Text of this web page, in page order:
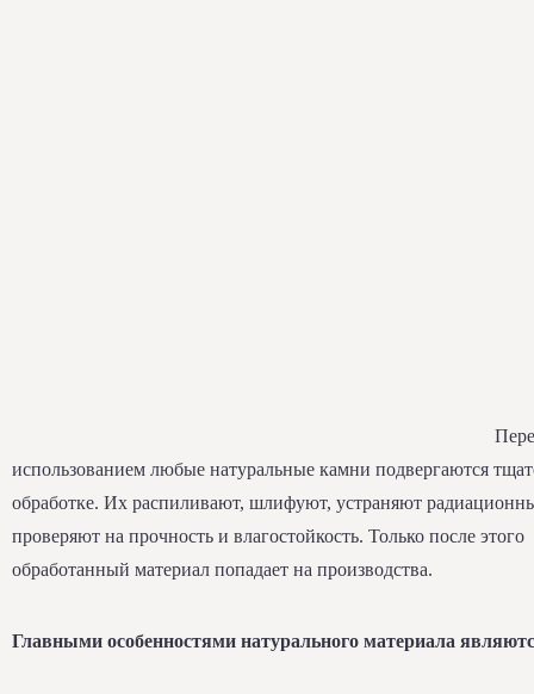
использованием любые натуральные камни подвергаются
обработке. Их распиливают, шлифуют, устраняют
проверяют на прочность и влагостойкость. Только после этого
обработанный материал попадает на производства.
Главными особенностями натурального материала